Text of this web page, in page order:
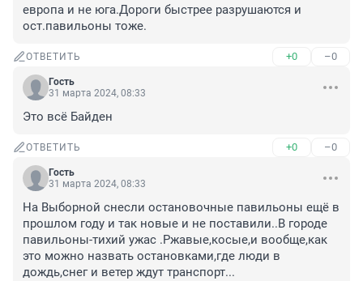
европа и не юга.Дороги быстрее разрушаются и
ост.павильоны тоже.
ОТВЕТИТЬ +0 –0
Гость
31 марта 2024, 08:33
Это всё Байден
ОТВЕТИТЬ +0 –0
Гость
31 марта 2024, 08:33
На Выборной снесли остановочные павильоны ещё в
прошлом году и так новые и не поставили..В городе
павильоны-тихий ужас .Ржавые,косые,и вообще,как
это можно назвать остановками,где люди в
дождь,снег и ветер ждут транспорт...